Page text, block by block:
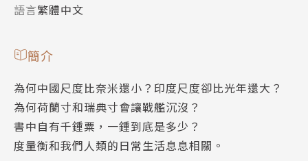
語言繁體中文
簡介
為何中國尺度比奈米還小？印度尺度卻比光年還大？
為何荷蘭寸和瑞典寸會讓戰艦沉沒？
書中自有千鍾粟，一鍾到底是多少？
度量衡和我們人類的日常生活息息相關。